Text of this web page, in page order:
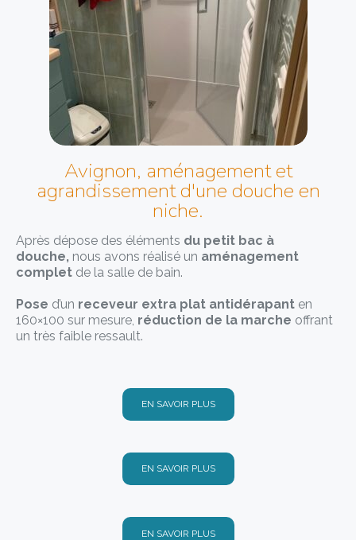
Avignon, aménagement et
agrandissement d'une douche en
niche.
Après dépose des éléments du petit bac à
douche, nous avons réalisé un aménagement
complet de la salle de bain.
Pose d’un receveur extra plat antidérapant en
160×100 sur mesure, réduction de la marche offrant
un très faible ressault.
EN SAVOIR PLUS
EN SAVOIR PLUS
EN SAVOIR PLUS